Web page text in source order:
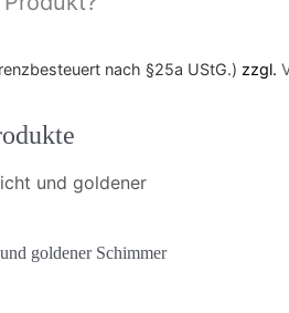
nach §25a UStG.) zzgl.
goldener Schimmer